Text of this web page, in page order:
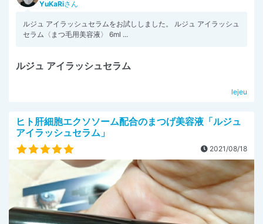
YuKaRiさん
ルジュ アイラッシュセラムをお試ししました。 ルジュ アイラッシュ
セラム〈まつ毛用美容液〉 6ml ...
ルジュ アイラッシュセラム
lejeu
ヒト肝細胞エクソソーム配合のまつげ美容液「ルジュ
アイラッシュセラム」
2021/08/18